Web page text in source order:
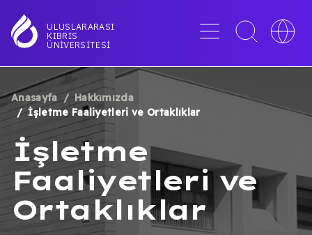
içeriğe
atla
ULUSLARARASI
KIBRIS
ÜNIVERSITESI
Menü
Toggle
search
Toggle
SAYFA
YOLU
Anasayfa
Hakkımızda
İşletme Faaliyetleri ve Ortaklıklar
İşletme
Faaliyetleri ve
Ortaklıklar